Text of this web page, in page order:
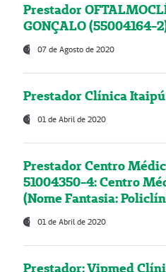
Prestador
GONÇALO (55004164-
07 de Agosto de 2020
Prestador Clínica
01 de Abril de 2020
Prestador Centro
51004350-4: Centro
(Nome Fantasia:
01 de Abril de 2020
Prestador: Vipmed